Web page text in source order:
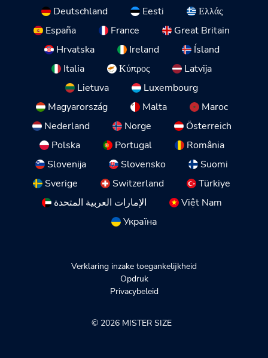
Deutschland
Eesti
Ελλάς
España
France
Great Britain
Hrvatska
Ireland
Ísland
Italia
Κύπρος
Latvija
Lietuva
Luxembourg
Magyarország
Malta
Maroc
Nederland
Norge
Österreich
Polska
Portugal
România
Slovenija
Slovensko
Suomi
Sverige
Switzerland
Türkiye
الإمارات العربية المتحدة
Việt Nam
Україна
Verklaring inzake toegankelijkheid
Opdruk
Privacybeleid
© 2026 MISTER SIZE